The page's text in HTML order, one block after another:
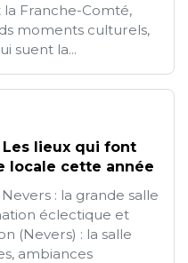
la Franche-Comté,
moments culturels,
suent la...
Les lieux qui font
locale cette année
: la grande salle
éclectique et
(Nevers) : la salle
ambiances